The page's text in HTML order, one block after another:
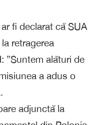
fi declarat că SUA
retragerea
”Suntem alături de
a adus o
adjunctă la